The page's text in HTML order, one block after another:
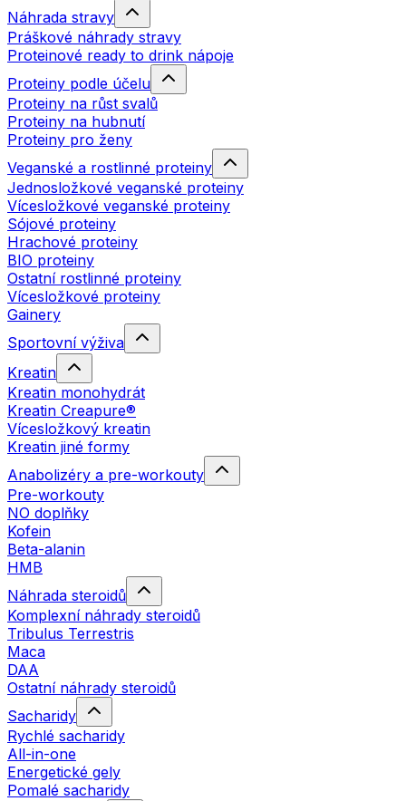
Náhrada stravy
Práškové náhrady stravy
Proteinové ready to drink nápoje
Proteiny podle účelu
Proteiny na růst svalů
Proteiny na hubnutí
Proteiny pro ženy
Veganské a rostlinné proteiny
Jednosložkové veganské proteiny
Vícesložkové veganské proteiny
Sójové proteiny
Hrachové proteiny
BIO proteiny
Ostatní rostlinné proteiny
Vícesložkové proteiny
Gainery
Sportovní výživa
Kreatin
Kreatin monohydrát
Kreatin Creapure®
Vícesložkový kreatin
Kreatin jiné formy
Anabolizéry a pre-workouty
Pre-workouty
NO doplňky
Kofein
Beta-alanin
HMB
Náhrada steroidů
Komplexní náhrady steroidů
Tribulus Terrestris
Maca
DAA
Ostatní náhrady steroidů
Sacharidy
Rychlé sacharidy
All-in-one
Energetické gely
Pomalé sacharidy